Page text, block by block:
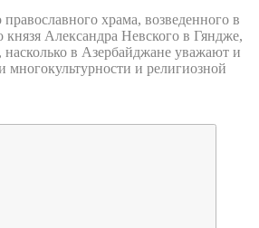
православного храма, возведенного в
князя Александра Невского в Гяндже,
насколько в Азербайджане уважают и
многокультурности и религиозной